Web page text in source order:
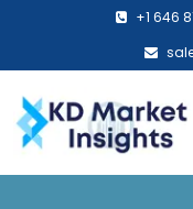
+1 646